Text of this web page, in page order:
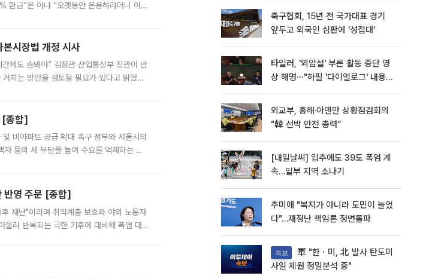
급”은 아냐 “오랫동안 운용하라더니 이제
시장법 개정 시사
제도 손봐야” 김정관 산업통상부 장관이 반
치는 방안을 검토할 필요가 있다고 밝혔다.
[종합]
비아파트 공급 확대 촉구 정부와 서울시의
등의 세 부담을 높여 수요를 억제하는 카
반영 주문 [종합]
재난"이라며 취약계층 보호와 야외 노동자
러 반복되는 극한 기후에 대비해 폭염 대응
축구협회, 15년 전 국가대표 경기
앞두고 외국인 심판에 ‘성접대’
타일러, '외압설' 부른 활동 중단 영
상 해명⋯"하필 '다이얼로그' 내용이
외교부, 홍해·아덴만 상황점검회의
"韓 선박 안전 총력“
[내일날씨] 입추에도 39도 폭염 계
속…일부 지역 소나기
추미애 "복지가 아니라 도민이 늘었
다"…재정난 책임론 정면돌파
속보
사일 제원 정밀분석 중"